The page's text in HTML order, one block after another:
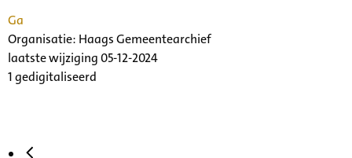
Ga
Organisatie: Haags Gemeentearchief
laatste wijziging 05-12-2024
1 gedigitaliseerd